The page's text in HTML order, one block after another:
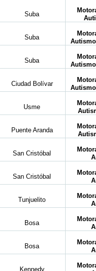
Suba
Suba
Suba
Ciudad Bolívar
Usme
Puente Aranda
San Cristóbal
San Cristóbal
Tunjuelito
Bosa
Bosa
Kennedy